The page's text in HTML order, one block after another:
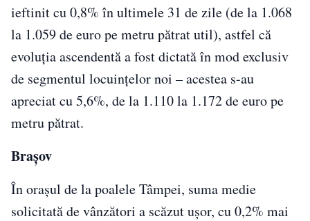
ieftinit cu 0,8% în ultimele 31 de zile (de la 1.068
la 1.059 de euro pe metru pătrat util), astfel că
evoluția ascendentă a fost dictată în mod exclusiv
de segmentul locuințelor noi – acestea s-au
apreciat cu 5,6%, de la 1.110 la 1.172 de euro pe
metru pătrat.
Brașov
În orașul de la poalele Tâmpei, suma medie
solicitată de vânzători a scăzut ușor, cu 0,2% mai